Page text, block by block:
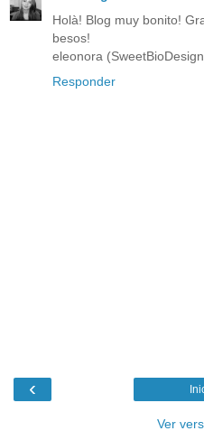
Holà! Blog muy bonito!
besos!
eleonora
Responder
‹
Ver